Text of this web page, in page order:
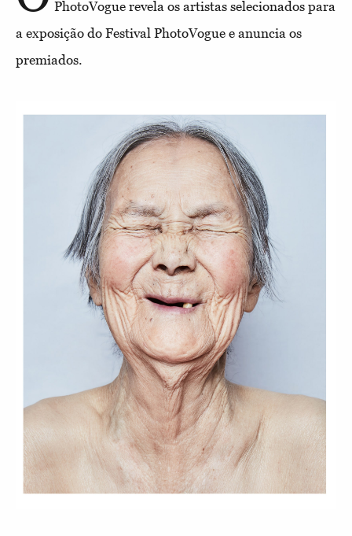
PhotoVogue revela os artistas selecionados para
a exposição do Festival PhotoVogue e anuncia os
premiados.